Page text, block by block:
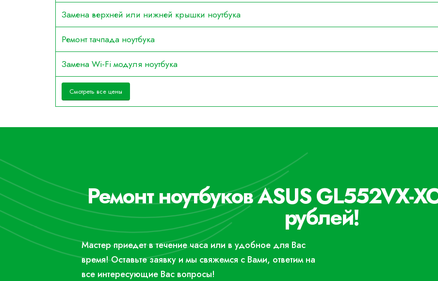
Замена верхней или нижней крышки ноутбука
Ремонт тачпада ноутбука
Замена Wi-Fi модуля ноутбука
Смотреть все цены
Ремонт ноутбуков ASUS GL552VX-
рублей!
Мастер приедет в течение часа или в удобное для Вас
время! Оставьте заявку и мы свяжемся с Вами, ответим на
все интересующие Вас вопросы!